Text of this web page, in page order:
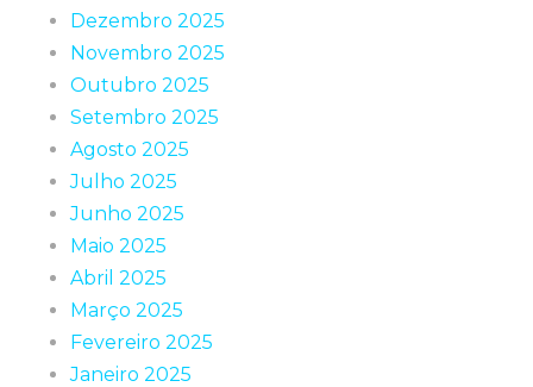
Dezembro 2025
Novembro 2025
Outubro 2025
Setembro 2025
Agosto 2025
Julho 2025
Junho 2025
Maio 2025
Abril 2025
Março 2025
Fevereiro 2025
Janeiro 2025